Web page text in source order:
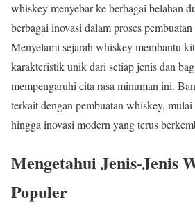
whiskey menyebar ke berbagai belahan
berbagai inovasi dalam proses pembuatan
Menyelami sejarah whiskey membantu
karakteristik unik dari setiap jenis dan
mempengaruhi cita rasa minuman ini.
terkait dengan pembuatan whiskey,
hingga inovasi modern yang terus
Mengetahui Jenis-Jenis
Populer